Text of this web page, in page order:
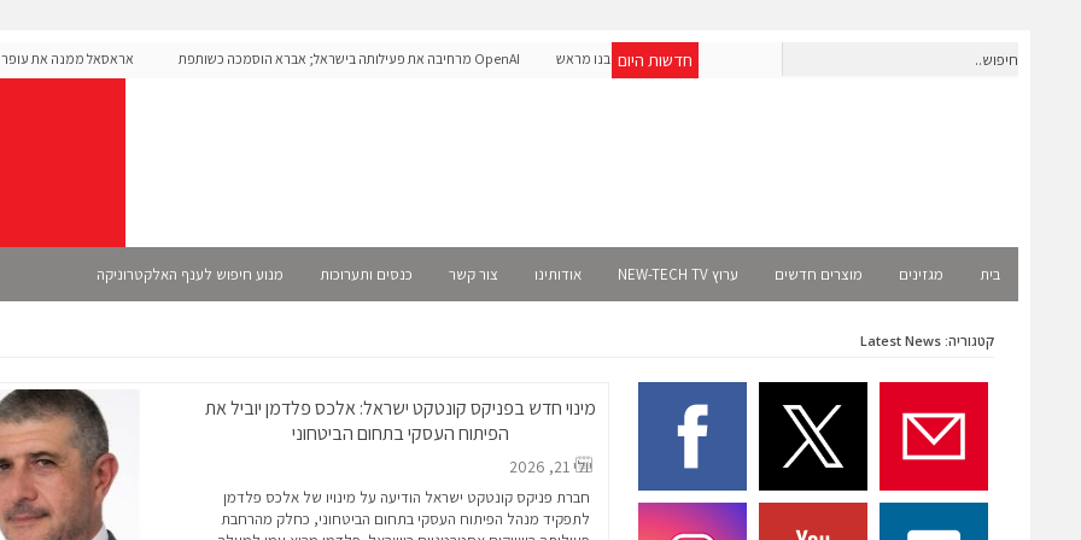
חדשות היום
חברת IAIG גייסה 6 מיליון דולר להקמת חברות תוכנה שנבנו מראש
OpenAI מרחיבה את פעילותה בישראל; אברא הוסמכה כשותפת
אראסאל ממנה את עופר
בית מגזינים מוצרים חדשים ערוץ NEW-TECH TV אודותינו צור קשר כנסים ותערוכות מנוע חיפוש לענף האלקטרוניקה
קטגוריה: Latest News
מינוי חדש בפניקס קונטקט ישראל: אלכס פלדמן יוביל את
הפיתוח העסקי בתחום הביטחוני
יולי 21, 2026
חברת פניקס קונטקט ישראל הודיעה על מינויו של אלכס פלדמן
לתפקיד מנהל הפיתוח העסקי בתחום הביטחוני, כחלק מהרחבת